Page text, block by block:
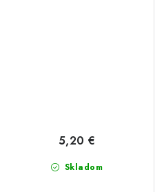
Skladom
5,20 €